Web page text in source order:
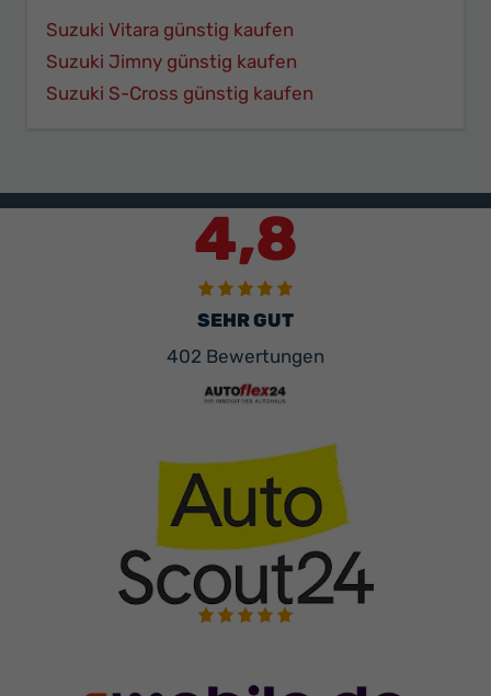
Suzuki Vitara günstig kaufen
Suzuki Jimny günstig kaufen
Suzuki S-Cross günstig kaufen
4,8
SEHR GUT
402 Bewertungen